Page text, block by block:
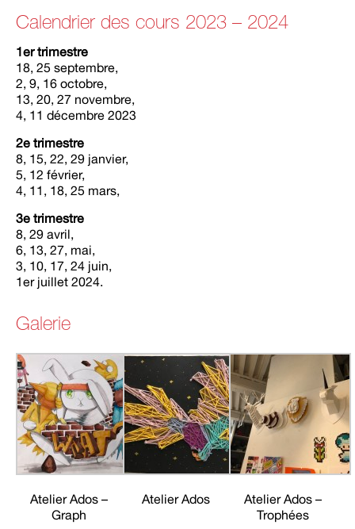
Calendrier des cours 2023 – 2024
1er trimestre
18, 25 septembre,
2, 9, 16 octobre,
13, 20, 27 novembre,
4, 11 décembre 2023
2e trimestre
8, 15, 22, 29 janvier,
5, 12 février,
4, 11, 18, 25 mars,
3e trimestre
8, 29 avril,
6, 13, 27, mai,
3, 10, 17, 24 juin,
1er juillet 2024.
Galerie
Atelier Ados –
Graph
Atelier Ados
Atelier Ados –
Trophées